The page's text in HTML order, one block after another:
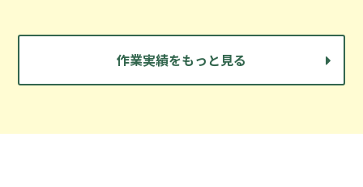
作業実績をもっと見る